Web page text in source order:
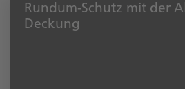
Rundum-Schutz mit der
Deckung